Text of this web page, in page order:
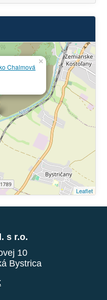
Chalmová
×
Leaflet
s r.o.
10
Bystrica